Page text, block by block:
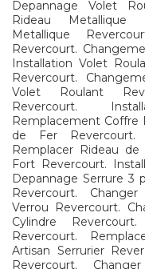
Depannage Volet
Rideau Metallique
Metallique
Revercourt.
Installation Volet
Revercourt.
Volet Roulant
Revercourt.
Remplacement Coffre
de Fer Revercourt.
Remplacer Rideau
Fort Revercourt.
Depannage Serrure 3
Revercourt.
Verrou Revercourt.
Cylindre
Revercourt.
Artisan Serrurier
Revercourt.